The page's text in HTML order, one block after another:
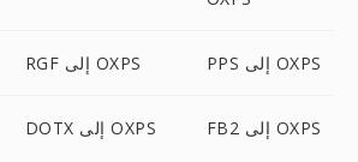
RGF إلى OXPS PPS إلى OXPS
DOTX إلى OXPS FB2 إلى OXPS